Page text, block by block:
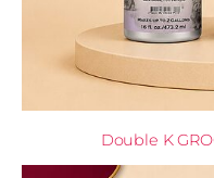
Double K